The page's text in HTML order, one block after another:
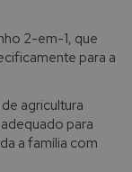
2-em-1, que
para a
agricultura
para
a família com